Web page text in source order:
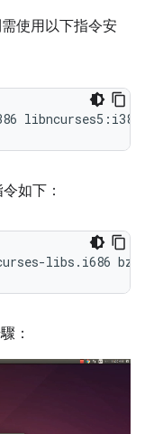
使用以下指令安
如下：
：